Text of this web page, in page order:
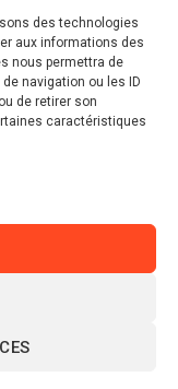
des technologies
aux informations des
nous permettra de
navigation ou les ID
de retirer son
caractéristiques